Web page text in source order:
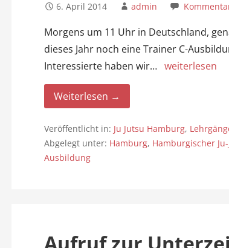
6. April 2014 admin
Morgens um 11 Uhr in Deutschland,
dieses Jahr noch eine Trainer C-
Interessierte haben wir… weiterlesen
Weiterlesen →
Veröffentlicht in: Ju Jutsu Hamburg,
Abgelegt unter: Hamburg, Hamburgischer
Ausbildung